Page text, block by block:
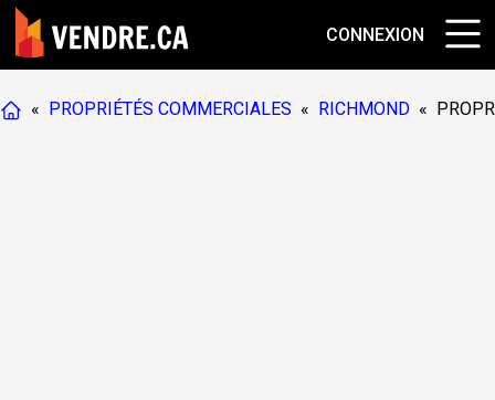
CONNEXION
« PROPRIÉTÉS COMMERCIALES « RICHMOND «